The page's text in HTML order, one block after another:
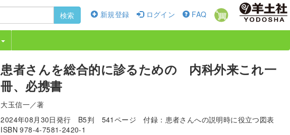
新規登録 ログイン FAQ
検索
患者さんを総合的に診るための 内科外来これ一
冊、必携書
大玉信一／著
2024年08月30日発行
B5判 541ページ
付録：患者さんへの説明時に役立つ図表
ISBN 978-4-7581-2420-1